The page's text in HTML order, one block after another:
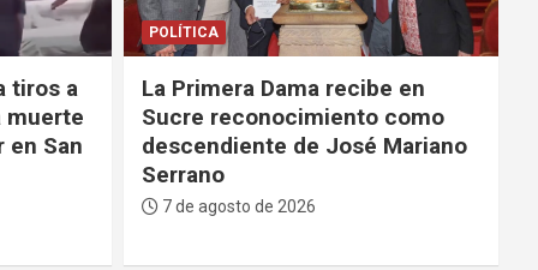
en
DEPORTES
La FBF da su respaldo a
Infantino tras su fallido
proyecto para privatizar el
Mundial
7 de agosto de 2026